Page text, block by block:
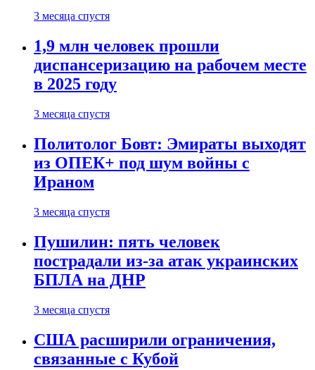
3 месяца спустя
1,9 млн человек прошли
диспансеризацию на рабочем месте
в 2025 году
3 месяца спустя
Политолог Бовт: Эмираты выходят
из ОПЕК+ под шум войны с
Ираном
3 месяца спустя
Пушилин: пять человек
пострадали из-за атак украинских
БПЛА на ДНР
3 месяца спустя
США расширили ограничения,
связанные с Кубой